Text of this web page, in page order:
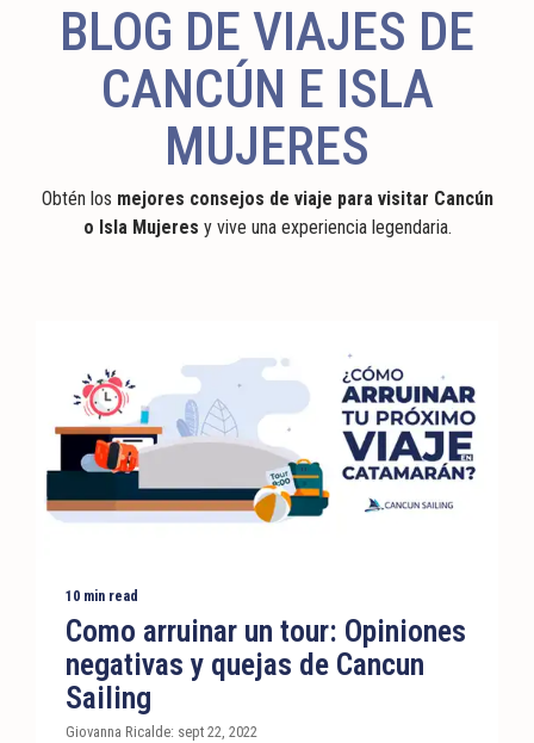
BLOG DE VIAJES DE
CANCÚN E ISLA
MUJERES
Obtén los mejores consejos de viaje para visitar Cancún
o Isla Mujeres y vive una experiencia legendaria.
10 min read
Como arruinar un tour: Opiniones
negativas y quejas de Cancun
Sailing
Giovanna Ricalde: sept 22, 2022